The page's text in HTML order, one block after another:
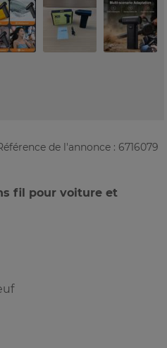
de l'annonce : 6716079
fil pour voiture et